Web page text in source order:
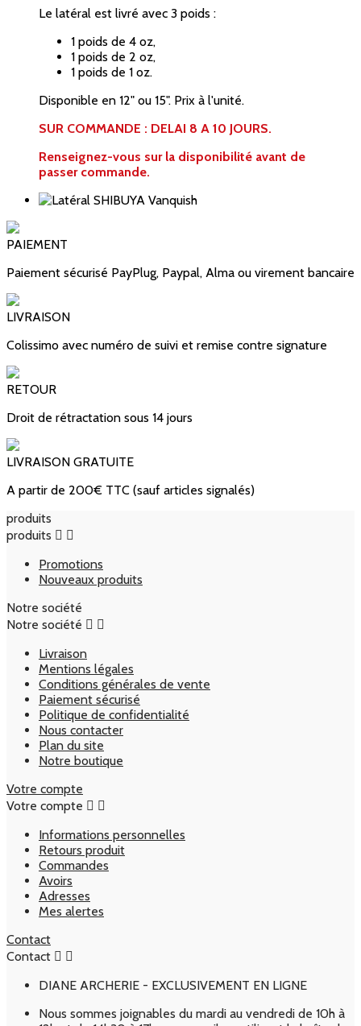
Le latéral est livré avec 3 poids :
1 poids de 4 oz,
1 poids de 2 oz,
1 poids de 1 oz.
Disponible en 12" ou 15". Prix à l'unité.
SUR COMMANDE : DELAI 8 A 10 JOURS.
Renseignez-vous sur la disponibilité avant de
passer commande.
PAIEMENT
Paiement sécurisé PayPlug, Paypal, Alma ou virement bancaire
LIVRAISON
Colissimo avec numéro de suivi et remise contre signature
RETOUR
Droit de rétractation sous 14 jours
LIVRAISON GRATUITE
A partir de 200€ TTC (sauf articles signalés)
produits
produits  
Promotions
Nouveaux produits
Notre société
Notre société  
Livraison
Mentions légales
Conditions générales de vente
Paiement sécurisé
Politique de confidentialité
Nous contacter
Plan du site
Notre boutique
Votre compte
Votre compte  
Informations personnelles
Retours produit
Commandes
Avoirs
Adresses
Mes alertes
Contact
Contact  
DIANE ARCHERIE - EXCLUSIVEMENT EN LIGNE
Nous sommes joignables du mardi au vendredi de 10h à